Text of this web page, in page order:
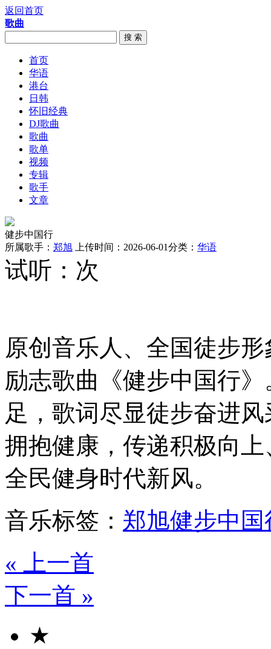
返回首页
歌曲
搜 索
首页
华语
港台
日韩
怀旧经典
DJ歌曲
歌曲
歌单
视频
专辑
歌手
文章
健步中国行
所属歌手： 郑旭 上传时间：2026-06-01分类： 华语
试听： 次
原创音乐人、全国徒步
励志歌曲《健步中国行
足，歌词尽显徒步奋进
拥抱健康，传递积极向
全民健身时代新风。
音乐标签： 郑旭健步中国
« 上一首
下一首 »
★